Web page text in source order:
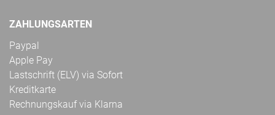
ZAHLUNGSARTEN
Paypal
Apple Pay
Lastschrift (ELV) via Sofort
Kreditkarte
Rechnungskauf via Klarna